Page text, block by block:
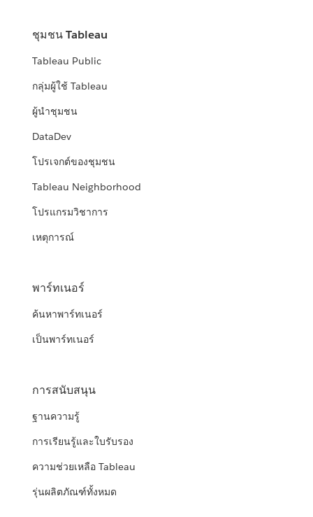
ชุมชน Tableau
Tableau Public
กลุ่มผู้ใช้ Tableau
ผู้นำชุมชน
DataDev
โปรเจกต์ของชุมชน
Tableau Neighborhood
โปรแกรมวิชาการ
เหตุการณ์
พาร์ทเนอร์
ค้นหาพาร์ทเนอร์
เป็นพาร์ทเนอร์
การสนับสนุน
ฐานความรู้
การเรียนรู้และใบรับรอง
ความช่วยเหลือ Tableau
รุ่นผลิตภัณฑ์ทั้งหมด